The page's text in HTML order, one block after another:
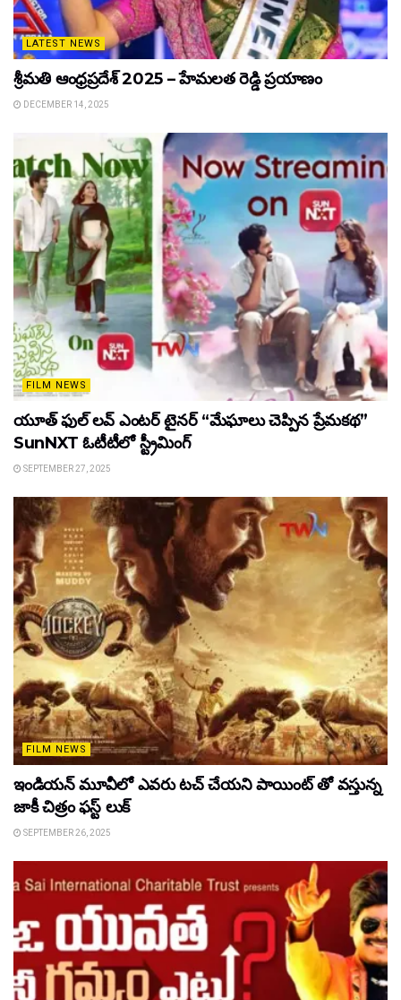
LATEST NEWS
శ్రీమతి ఆంధ్రప్రదేశ్ 2025 – హేమలత రెడ్డి ప్రయాణం
DECEMBER 14, 2025
FILM NEWS
యూత్ ఫుల్ లవ్ ఎంటర్ టైనర్ “మేఘాలు చెప్పిన ప్రేమకథ”
SunNXT ఓటీటీలో స్ట్రీమింగ్
SEPTEMBER 27, 2025
FILM NEWS
ఇండియన్ మూవీలో ఎవరు టచ్ చేయని పాయింట్ తో వస్తున్న
జాకీ చిత్రం ఫస్ట్ లుక్
SEPTEMBER 26, 2025